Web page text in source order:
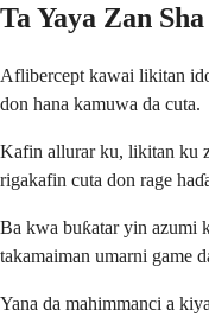
Ta Yaya Zan
Aflibercept kawai likitan
don hana kamuwa da cuta.
Kafin allurar ku, likitan ku
rigakafin cuta don rage
Ba kwa buƙatar yin azumi
takamaiman umarni game
Yana da mahimmanci a